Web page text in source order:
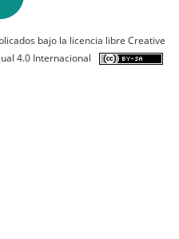
bajo la licencia libre Creative
4.0 Internacional